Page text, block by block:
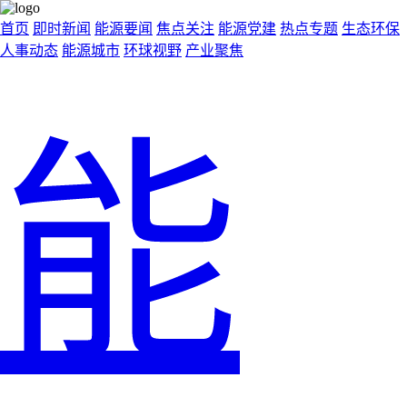
首页 即时新闻 能源要闻 焦点关注 能源党建 热点专题 生态环保
人事动态 能源城市 环球视野 产业聚焦
能